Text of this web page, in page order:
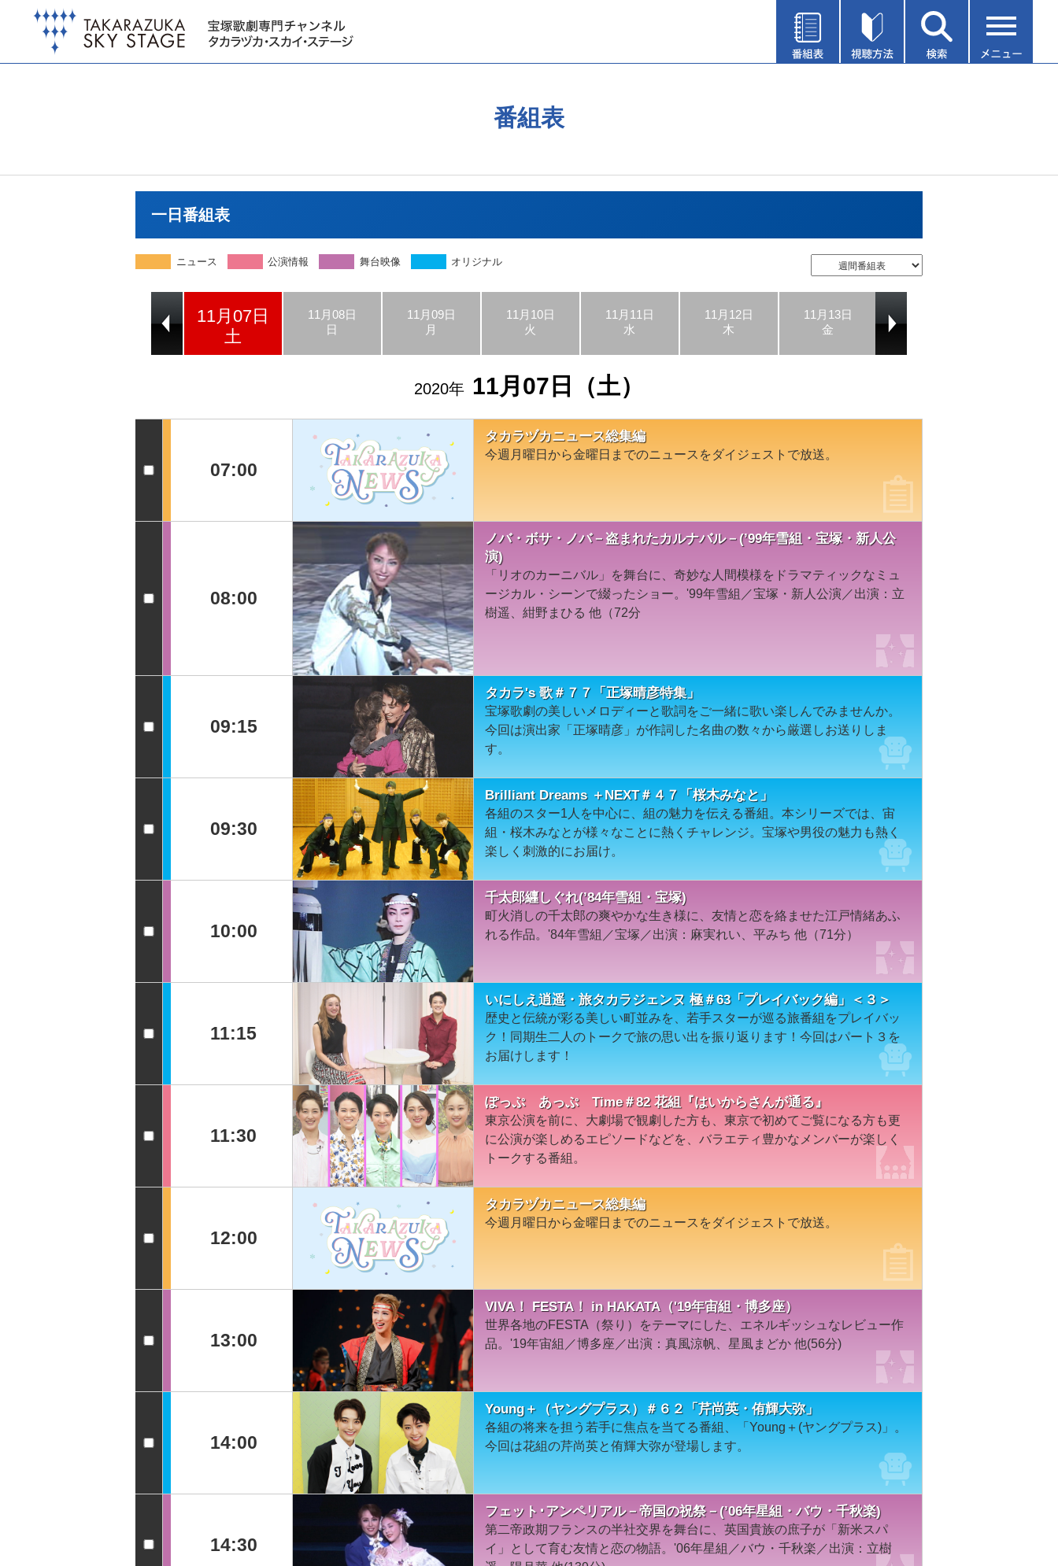
番組表
一日番組表
ニュース 公演情報 舞台映像 オリジナル
11月07日
土
11月08日
日
11月09日
月
11月10日
火
11月11日
水
11月12日
木
11月13日
金
2020年 11月07日（土）
07:00
タカラヅカニュース総集編
今週月曜日から金曜日までのニュースをダイジェストで放送。
08:00
ノバ・ボサ・ノバ－盗まれたカルナバル－(’99年雪組・宝塚・新人公
演)
「リオのカーニバル」を舞台に、奇妙な人間模様をドラマティックなミュ
ージカル・シーンで綴ったショー。'99年雪組／宝塚・新人公演／出演：立
樹遥、紺野まひる 他（72分
09:15
タカラ's 歌＃７７「正塚晴彦特集」
宝塚歌劇の美しいメロディーと歌詞をご一緒に歌い楽しんでみませんか。
今回は演出家「正塚晴彦」が作詞した名曲の数々から厳選しお送りしま
す。
09:30
Brilliant Dreams ＋NEXT＃４７「桜木みなと」
各組のスター1人を中心に、組の魅力を伝える番組。本シリーズでは、宙
組・桜木みなとが様々なことに熱くチャレンジ。宝塚や男役の魅力も熱く
楽しく刺激的にお届け。
10:00
千太郎纒しぐれ(’84年雪組・宝塚)
町火消しの千太郎の爽やかな生き様に、友情と恋を絡ませた江戸情緒あふ
れる作品。'84年雪組／宝塚／出演：麻実れい、平みち 他（71分）
11:15
いにしえ逍遥・旅タカラジェンヌ 極＃63「プレイバック編」＜３＞
歴史と伝統が彩る美しい町並みを、若手スターが巡る旅番組をプレイバッ
ク！同期生二人のトークで旅の思い出を振り返ります！今回はパート３を
お届けします！
11:30
ぽっぷ あっぷ Time＃82 花組『はいからさんが通る』
東京公演を前に、大劇場で観劇した方も、東京で初めてご覧になる方も更
に公演が楽しめるエピソードなどを、バラエティ豊かなメンバーが楽しく
トークする番組。
12:00
タカラヅカニュース総集編
今週月曜日から金曜日までのニュースをダイジェストで放送。
13:00
VIVA！ FESTA！ in HAKATA（'19年宙組・博多座）
世界各地のFESTA（祭り）をテーマにした、エネルギッシュなレビュー作
品。'19年宙組／博多座／出演：真風涼帆、星風まどか 他(56分)
14:00
Young＋（ヤングプラス）＃６２「芹尚英・侑輝大弥」
各組の将来を担う若手に焦点を当てる番組、「Young＋(ヤングプラス)」。
今回は花組の芹尚英と侑輝大弥が登場します。
14:30
フェット･アンペリアル－帝国の祝祭－(’06年星組・バウ・千秋楽)
第二帝政期フランスの半社交界を舞台に、英国貴族の庶子が「新米スパ
イ」として育む友情と恋の物語。'06年星組／バウ・千秋楽／出演：立樹